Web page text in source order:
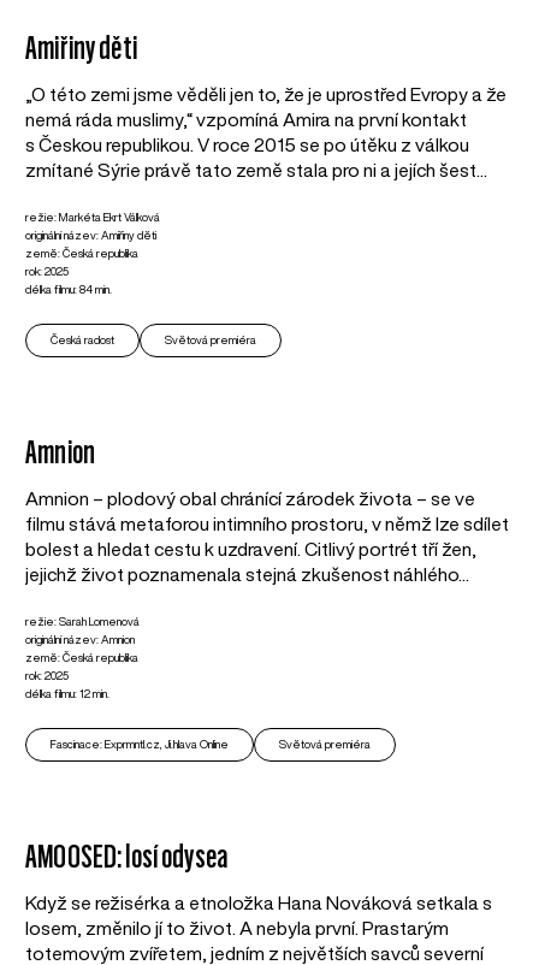
Amiřiny děti
„O této zemi jsme věděli jen to, že je uprostřed Evropy a že
nemá ráda muslimy,“ vzpomíná Amira na první kontakt
s Českou republikou. V roce 2015 se po útěku z válkou
zmítané Sýrie právě tato země stala pro ni a jejích šest...
režie: Markéta Ekrt Válková
originální název: Amiřiny děti
země: Česká republika
rok: 2025
délka filmu: 84 min.
Česká radost Světová premiéra
Amnion
Amnion – plodový obal chránící zárodek života – se ve
filmu stává metaforou intimního prostoru, v němž lze sdílet
bolest a hledat cestu k uzdravení. Citlivý portrét tří žen,
jejichž život poznamenala stejná zkušenost náhlého...
režie: Sarah Lomenová
originální název: Amnion
země: Česká republika
rok: 2025
délka filmu: 12 min.
Fascinace: Exprmntl.cz, Ji.hlava Online Světová premiéra
AMOOSED: losí odysea
Když se režisérka a etnoložka Hana Nováková setkala s
losem, změnilo jí to život. A nebyla první. Prastarým
totemovým zvířetem, jedním z největších savců severní